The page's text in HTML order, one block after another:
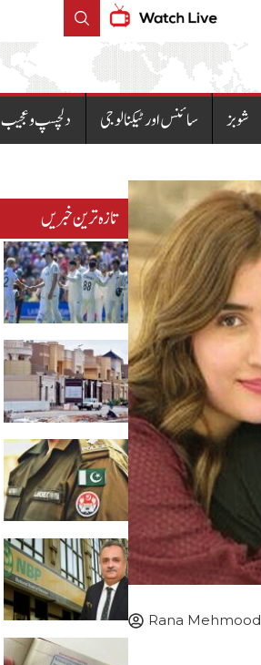
پیٹرولیم مصنوعات کی نئی قیمتوں کا نوٹیفکیشن جاری
شوبز سائنس اور ٹیکنالوجی دلچسپ و عجیب
Rana Mehmood
تازہ ترین خبریں